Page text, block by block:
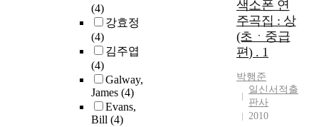
(4)
강효정
(4)
김주엽
(4)
Galway,
James (4)
Evans,
Bill (4)
색소폰 연
주곡집 : 상
(초ㆍ중급
편) . 1
박행준
일신서적출
판사
2010